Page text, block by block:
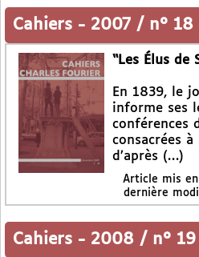
Cahiers - 2007 / n° 18
“Les Élus de
En 1839, le
informe ses
conférences
consacrées à
d’après (…)
Article mis
dernière
Cahiers - 2008 / n° 19